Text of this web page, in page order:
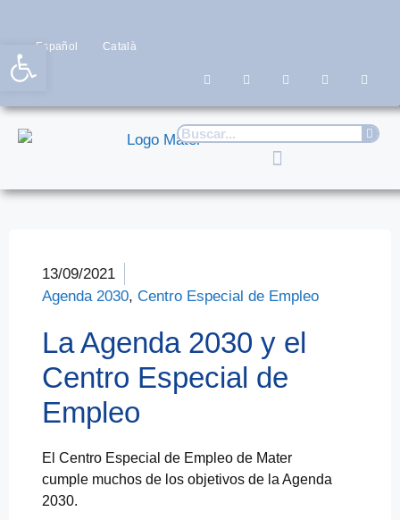
Español Català
13/09/2021
Agenda 2030, Centro Especial de Empleo
La Agenda 2030 y el
Centro Especial de
Empleo
El Centro Especial de Empleo de Mater
cumple muchos de los objetivos de la Agenda
2030.
Abrir barra de herramientas